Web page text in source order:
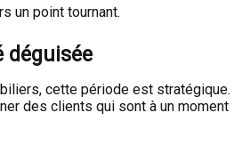
un point tournant.
déguisée
cette période est stratégique.
des clients qui sont à un moment